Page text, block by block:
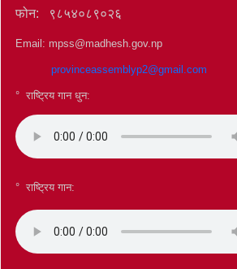
फोन: ९८५४०८९०२६
Email: mpss@madhesh.gov.np
provinceassemblyp2@gmail.com
° राष्ट्रिय गान धुन:
° राष्ट्रिय गान: